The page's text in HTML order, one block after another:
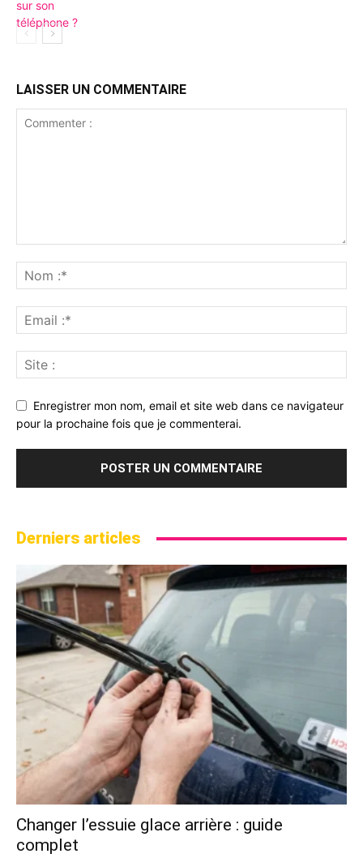
LAISSER UN COMMENTAIRE
Enregistrer mon nom, email et site web dans ce navigateur
pour la prochaine fois que je commenterai.
Derniers articles
Changer l’essuie glace arrière : guide
complet